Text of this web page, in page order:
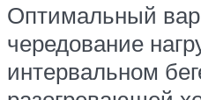
Оптимальный
чередование
интервальном